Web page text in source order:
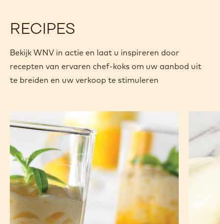
RECIPES
Bekijk WNV in actie en laat u inspireren door
recepten van ervaren chef-koks om uw aanbod uit
te breiden en uw verkoop te stimuleren
witte
chocolademousse
en
exotische
fruitsalade
op
basis
van